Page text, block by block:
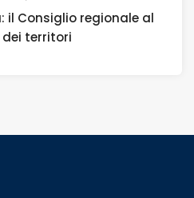
il Consiglio regionale al
territori